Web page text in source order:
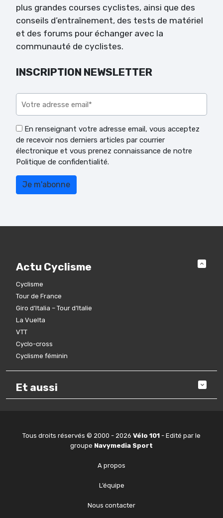
plus grandes courses cyclistes, ainsi que des
conseils d’entraînement, des tests de matériel
et des forums pour échanger avec la
communauté de cyclistes.
INSCRIPTION NEWSLETTER
En renseignant votre adresse email, vous acceptez
de recevoir nos derniers articles par courrier
électronique et vous prenez connaissance de notre
Politique de confidentialité.
Actu Cyclisme
Cyclisme
Tour de France
Giro d’Italia – Tour d’Italie
La Vuelta
VTT
Cyclo-cross
Cyclisme féminin
Et aussi
Tous droits réservés © 2000 - 2026 Vélo 101 - Edité par le
groupe Navymedia Sport
A propos
L’équipe
Nous contacter